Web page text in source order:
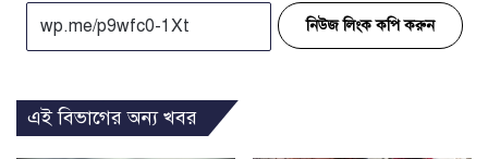
নিউজ লিংক কপি করুন
এই বিভাগের অন্য খবর